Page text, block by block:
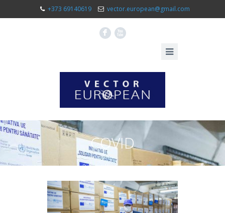
+373 69140619 vector.european@gmail.com
F X
COVID